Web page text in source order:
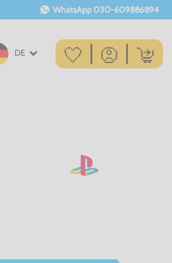
WhatsApp 030-609886894
DE